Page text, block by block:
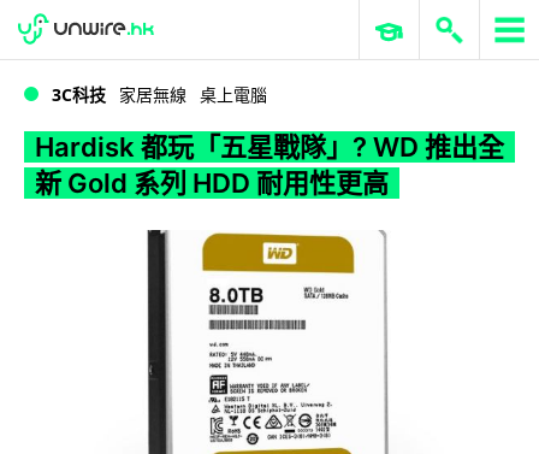
WWDC 2026 ERP 與商業 AI
3C科技 家居無線 桌上電腦
Hardisk 都玩「五星戰隊」? WD 推出全
新 Gold 系列 HDD 耐用性更高